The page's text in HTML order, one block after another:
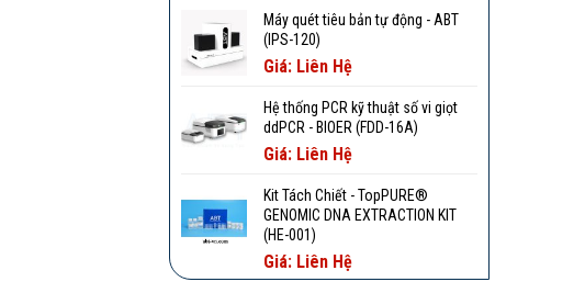
Máy quét tiêu bản tự động - ABT
(IPS-120)
Giá: Liên Hệ
Hệ thống PCR kỹ thuật số vi giọt
ddPCR - BIOER (FDD-16A)
Giá: Liên Hệ
Kit Tách Chiết - TopPURE®
GENOMIC DNA EXTRACTION KIT
(HE-001)
Giá: Liên Hệ